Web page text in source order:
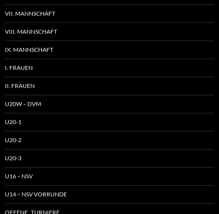
VII. MANNSCHAFT
VIII. MANNSCHAFT
IX. MANNSCHAFT
I. FRAUEN
II. FRAUEN
U20W – DVM
U20-1
U20-2
U20-3
U16 – NSV
U14 – NSV VORRUNDE
OFFENE TURNIERE